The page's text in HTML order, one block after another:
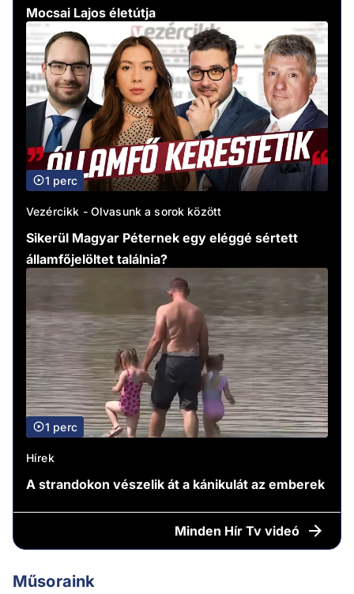
Mocsai Lajos életútja
1 perc
Vezércikk - Olvasunk a sorok között
Sikerül Magyar Péternek egy eléggé sértett
államfőjelöltet találnia?
1 perc
Hírek
A strandokon vészelik át a kánikulát az emberek
Minden Hír Tv videó
Műsoraink